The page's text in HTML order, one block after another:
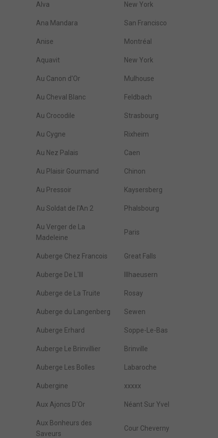
Alva New York
Ana Mandara San Francisco
Anise Montréal
Aquavit New York
Au Canon d'Or Mulhouse
Au Cheval Blanc Feldbach
Au Crocodile Strasbourg
Au Cygne Rixheim
Au Nez Palais Caen
Au Plaisir Gourmand Chinon
Au Pressoir Kaysersberg
Au Soldat de l'An 2 Phalsbourg
Au Verger de La
Madeleine
Paris
Auberge Chez Francois Great Falls
Auberge De L'Ill Illhaeusern
Auberge de La Truite Rosay
Auberge du Langenberg Sewen
Auberge Erhard Soppe-Le-Bas
Auberge Le Brinvillier Brinville
Auberge Les Bolles Labaroche
Aubergine xxxxx
Aux Ajoncs D'Or Néant Sur Yvel
Aux Bonheurs des
Saveurs
Cour Cheverny